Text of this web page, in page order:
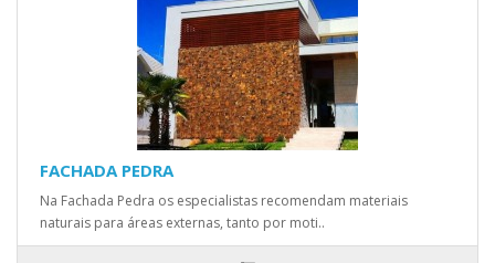
FACHADA PEDRA
Na Fachada Pedra os especialistas recomendam materiais
naturais para áreas externas, tanto por moti..